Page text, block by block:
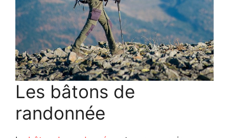
Les bâtons de
randonnée